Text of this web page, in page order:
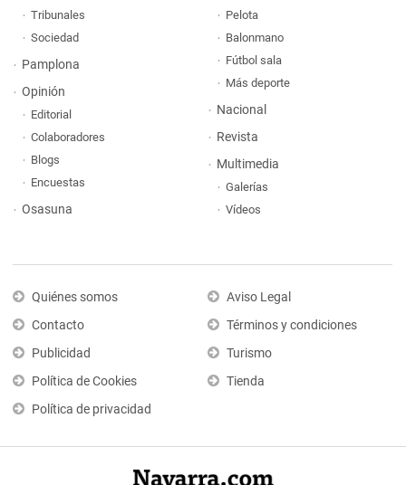
Tribunales
Sociedad
Pamplona
Opinión
Editorial
Colaboradores
Blogs
Encuestas
Osasuna
Pelota
Balonmano
Fútbol sala
Más deporte
Nacional
Revista
Multimedia
Galerías
Vídeos
Quiénes somos
Contacto
Publicidad
Política de Cookies
Política de privacidad
Aviso Legal
Términos y condiciones
Turismo
Tienda